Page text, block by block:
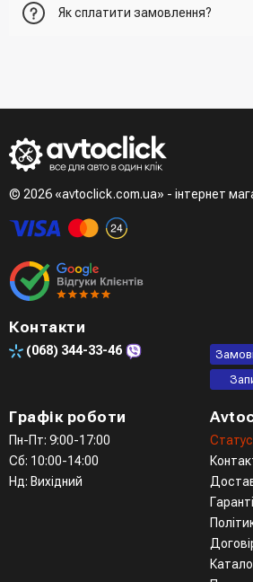
нього та вказати всю необхідну
зателефонує менеджер для
Третій варіант - зробити замовлення
Четвертий варіант - замовити через
(viber, telegram)
Як сплатити замовлення?
© 2026 «avtoclick.com.ua» - інтернет
Контакти
(068) 344-33-46
Графік роботи
Пн-Пт: 9:00-17:00
Сб: 10:00-14:00
Нд: Вихідний